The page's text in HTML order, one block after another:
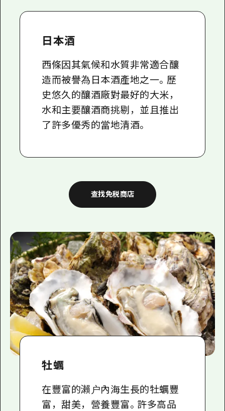
日本酒
西條因其氣候和水質非常適合釀
造而被譽為日本酒產地之一。歷
史悠久的釀酒廠對最好的大米，
水和主要釀酒商挑剔，並且推出
了許多優秀的當地清酒。
查找免税商店
牡蠣
在豐富的瀨户內海生長的牡蠣豐
富，甜美，營養豐富。許多高品